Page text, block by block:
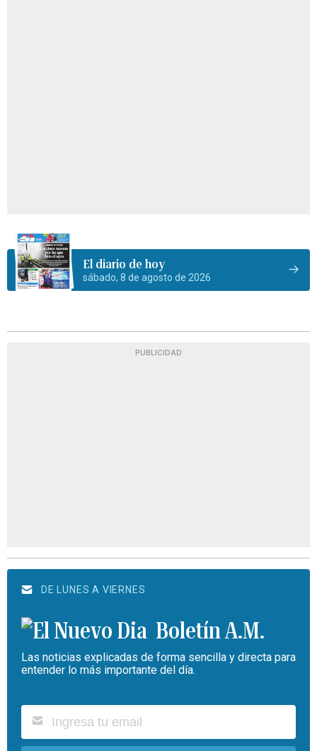
El diario de hoy
sábado, 8 de agosto de 2026
PUBLICIDAD
DE LUNES A VIERNES
Boletín A.M.
Las noticias explicadas de forma sencilla y directa para
entender lo más importante del día.